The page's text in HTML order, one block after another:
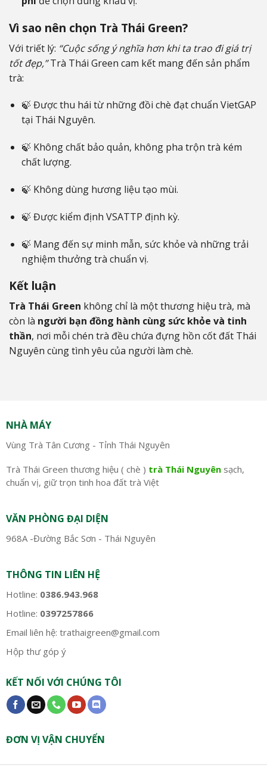
Vì sao nên chọn Trà Thái Green?
Với triết lý: “Cuộc sống ý nghĩa hơn khi ta trao đi giá trị
tốt đẹp,”Trà Thái Green cam kết mang đến sản phẩm
trà:
🍃 Được thu hái từ những đồi chè đạt chuẩn VietGAP
tại Thái Nguyên.
🍃 Không chất bảo quản, không pha trộn trà kém
chất lượng.
🍃 Không dùng hương liệu tạo mùi.
🍃 Được kiểm định VSATTP định kỳ.
🍃 Mang đến sự minh mẫn, sức khỏe và những trải
nghiệm thưởng trà chuẩn vị.
Kết luận
Trà Thái Green không chỉ là một thương hiệu trà, mà
còn là người bạn đồng hành cùng sức khỏe và tinh
thần, nơi mỗi chén trà đều chứa đựng hồn cốt đất Thái
Nguyên cùng tình yêu của người làm chè.
NHÀ MÁY
Vùng Trà Tân Cương - Tỉnh Thái Nguyên
Trà Thái Green thương hiệu ( chè ) trà Thái Nguyênsạch,
chuẩn vị, giữ trọn tinh hoa đất trà Việt
VĂN PHÒNG ĐẠI DIỆN
968A -Đường Bắc Sơn - Thái Nguyên
THÔNG TIN LIÊN HỆ
Hotline: 0386.943.968
Hotline: 0397257866
Email liên hệ: trathaigreen@gmail.com
Hộp thư góp ý
KẾT NỐI VỚI CHÚNG TÔI
ĐƠN VỊ VẬN CHUYỂN